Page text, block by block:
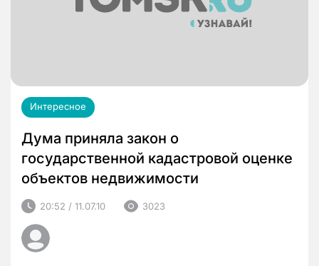
Интересное
Дума приняла закон о
государственной кадастровой оценке
объектов недвижимости
20:52 / 11.07.10 3023